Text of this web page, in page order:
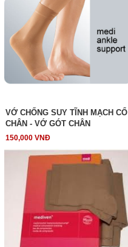
VỚ CHỐNG SUY TĨNH MẠCH CỔ
CHÂN - VỚ GÓT CHÂN
150,000 VNĐ